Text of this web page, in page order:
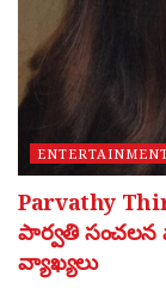
Parvathy
పార్వతి సంచలన
వ్యాఖ్యలు